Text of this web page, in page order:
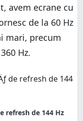
avem ecrane cu
de la 60 Hz
mari, precum
Hz.